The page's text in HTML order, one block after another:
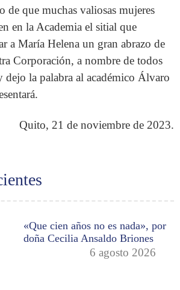
«Que cien años no es nada», por
doña Cecilia Ansaldo Briones
6 agosto 2026
de que muchas valiosas mujeres
en la Academia el sitial que
a María Helena un gran abrazo de
Corporación, a nombre de todos
dejo la palabra al académico Álvaro
Quito, 21 de noviembre de 2023.